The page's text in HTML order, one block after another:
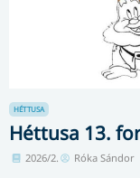
HÉTTUSA
Héttusa 13.
2026/2. Róka Sándor